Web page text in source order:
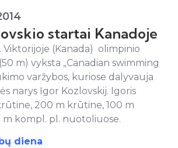
startai Kanadoje
Viktorijoje (Kanada) olimpinio
m) vyksta „Canadian swimming
varžybos, kuriose dalyvauja
narys Igor Kozlovskij. Igoris
200 m krūtine, 100 m
kompl. pl. nuotoliuose.
diena